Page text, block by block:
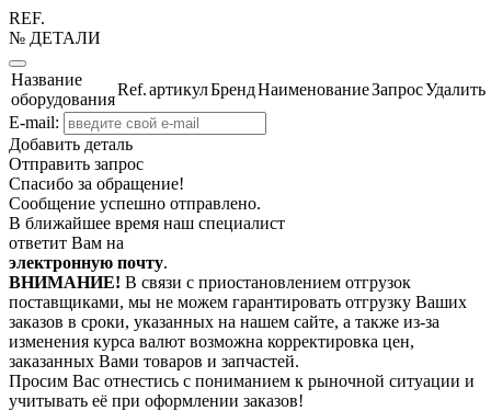
REF.
№ ДЕТАЛИ
Название
оборудования
Ref.артикулБрендНаименованиеЗапросУдалить
E-mail:
Добавить деталь
Отправить запрос
Спасибо за обращение!
Сообщение успешно отправлено.
В ближайшее время наш специалист
ответит Вам на
электронную почту.
ВНИМАНИЕ! В связи с приостановлением отгрузок
поставщиками, мы не можем гарантировать отгрузку Ваших
заказов в сроки, указанных на нашем сайте, а также из-за
изменения курса валют возможна корректировка цен,
заказанных Вами товаров и запчастей.
Просим Вас отнестись с пониманием к рыночной ситуации и
учитывать её при оформлении заказов!